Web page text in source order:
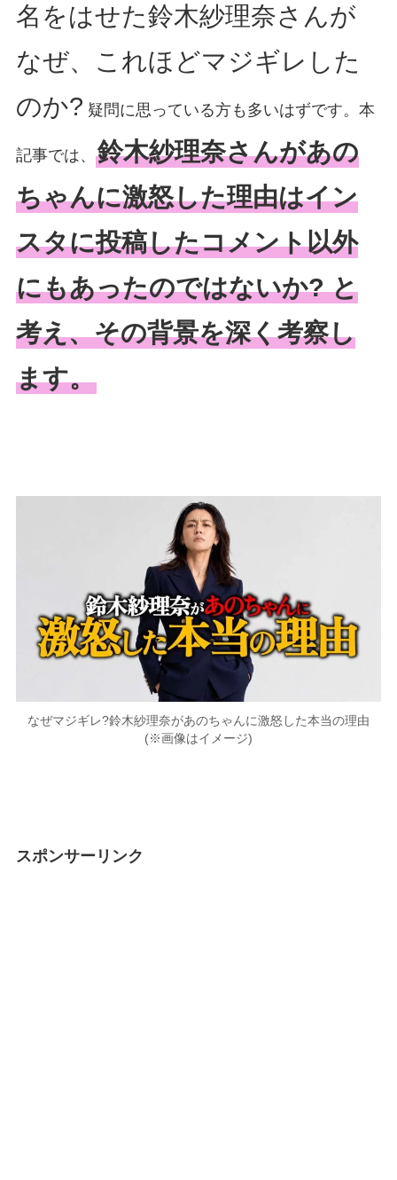
名をはせた鈴木紗理奈さんが
なぜ、これほどマジギレした
のか? 疑問に思っている方も多いはずです。本
記事では、 鈴木紗理奈さんがあの
ちゃんに激怒した理由はイン
スタに投稿したコメント以外
にもあったのではないか? と
考え、その背景を深く考察し
ます。
なぜマジギレ?鈴木紗理奈があのちゃんに激怒した本当の理由
(※画像はイメージ)
スポンサーリンク